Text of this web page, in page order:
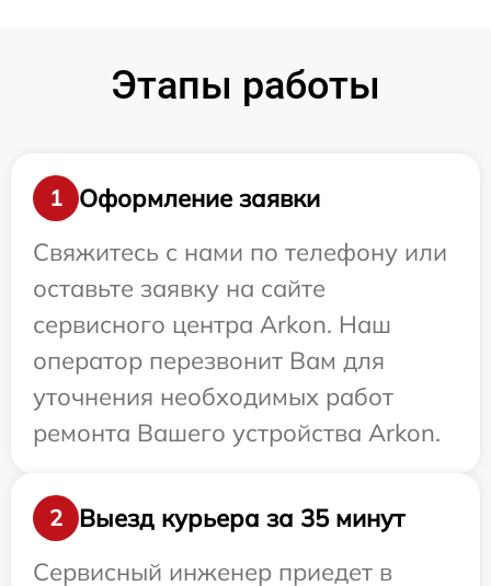
Этапы работы
1
Оформление заявки
Свяжитесь с нами по телефону или
оставьте заявку на сайте
сервисного центра Arkon. Наш
оператор перезвонит Вам для
уточнения необходимых работ
ремонта Вашего устройства Arkon.
2
Выезд курьера за 35 минут
Сервисный инженер приедет в